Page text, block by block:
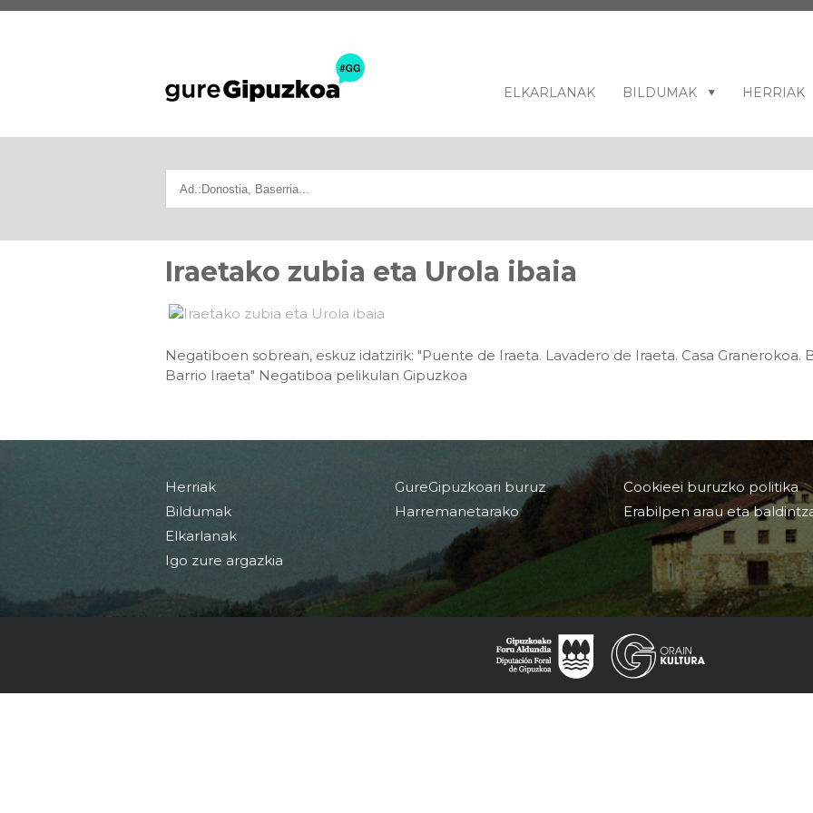
ELKARLANAK BILDUMAK HERRIAK
Iraetako zubia eta Urola ibaia
Negatiboen sobrean, eskuz idatzirik: "Puente de Iraeta. Lavadero de Iraeta. Casa Granerokoa.
Barrio Iraeta" Negatiboa pelikulan Gipuzkoa
Herriak
Bildumak
Elkarlanak
Igo zure argazkia
GureGipuzkoari buruz
Harremanetarako
Cookieei buruzko politika
Erabilpen arau eta